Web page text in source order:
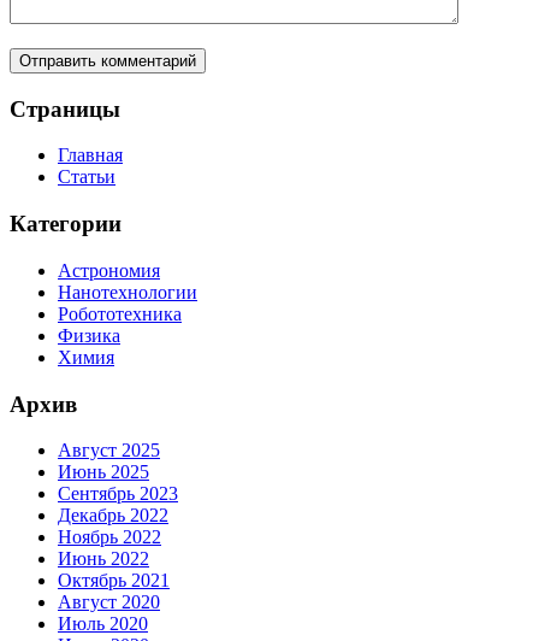
Страницы
Главная
Статьи
Категории
Астрономия
Нанотехнологии
Робототехника
Физика
Химия
Архив
Август 2025
Июнь 2025
Сентябрь 2023
Декабрь 2022
Ноябрь 2022
Июнь 2022
Октябрь 2021
Август 2020
Июль 2020